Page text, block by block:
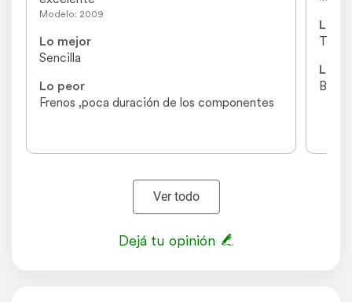
Modelo: 2009
Lo mejor
Sencilla
Lo peor
Frenos ,poca duración de los componentes
Lo
Lo
Ver todo
Dejá tu opinión